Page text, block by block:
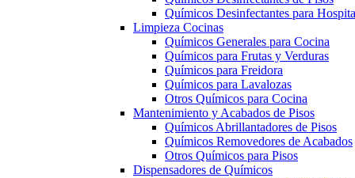
Químicos Desinfectantes para
Limpieza Cocinas
Químicos Generales para Cocina
Químicos para Frutas y Verduras
Químicos para Freidora
Químicos para Lavalozas
Otros Químicos para Cocina
Mantenimiento y Acabados de Pisos
Químicos Abrillantadores de Pisos
Químicos Removedores de Acabados
Otros Químicos para Pisos
Dispensadores de Químicos